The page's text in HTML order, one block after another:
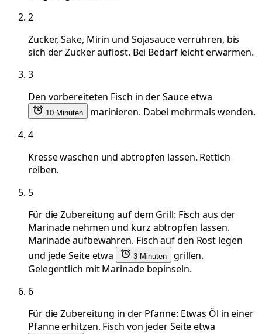
2
Zucker, Sake, Mirin und Sojasauce verrühren, bis
sich der Zucker auflöst. Bei Bedarf leicht erwärmen.
3
Den vorbereiteten Fisch in der Sauce etwa
10 Minuten
marinieren. Dabei mehrmals wenden.
4
Kresse waschen und abtropfen lassen. Rettich
reiben.
5
Für die Zubereitung auf dem Grill: Fisch aus der
Marinade nehmen und kurz abtropfen lassen.
Marinade aufbewahren. Fisch auf den Rost legen
und jede Seite etwa
3 Minuten
grillen.
Gelegentlich mit Marinade bepinseln.
6
Für die Zubereitung in der Pfanne: Etwas Öl in einer
Pfanne erhitzen. Fisch von jeder Seite etwa